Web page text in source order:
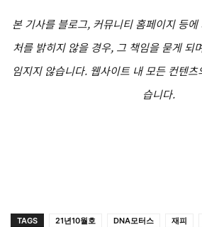
본 기사를 블로그, 커뮤니티 홈페이지 등
처를 밝히지 않을 경우, 그 책임을 묻게 되
임지지 않습니다. 웹사이트 내 모든 컨텐
습니다.
TAGS 21년10월호 DNA모터스 재피